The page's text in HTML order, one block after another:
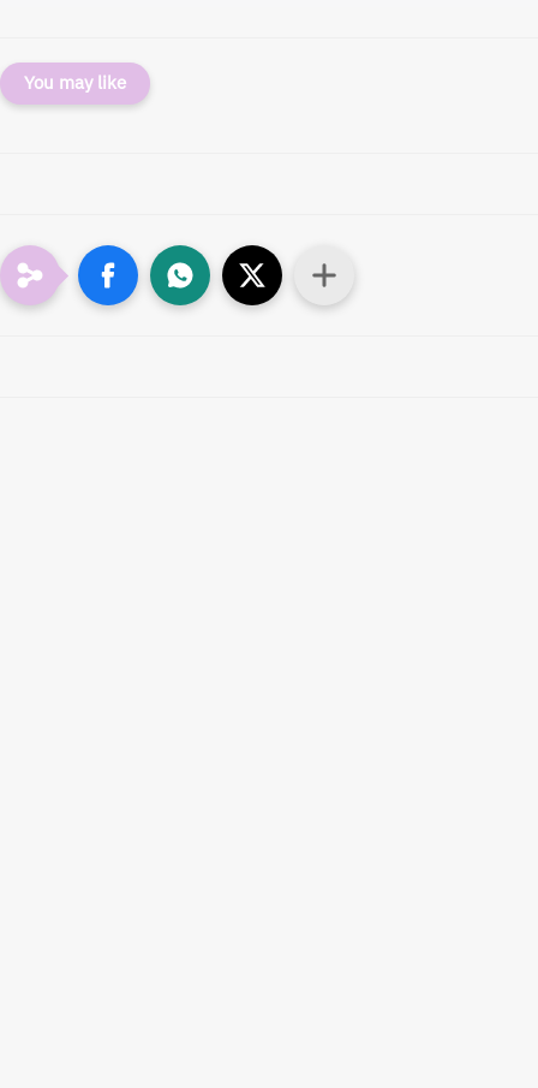
You may like